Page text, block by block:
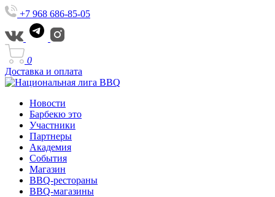
+7 968 686-85-05
0
Доставка и оплата
Новости
Барбекю это
Участники
Партнеры
Академия
События
Магазин
BBQ-рестораны
BBQ-магазины